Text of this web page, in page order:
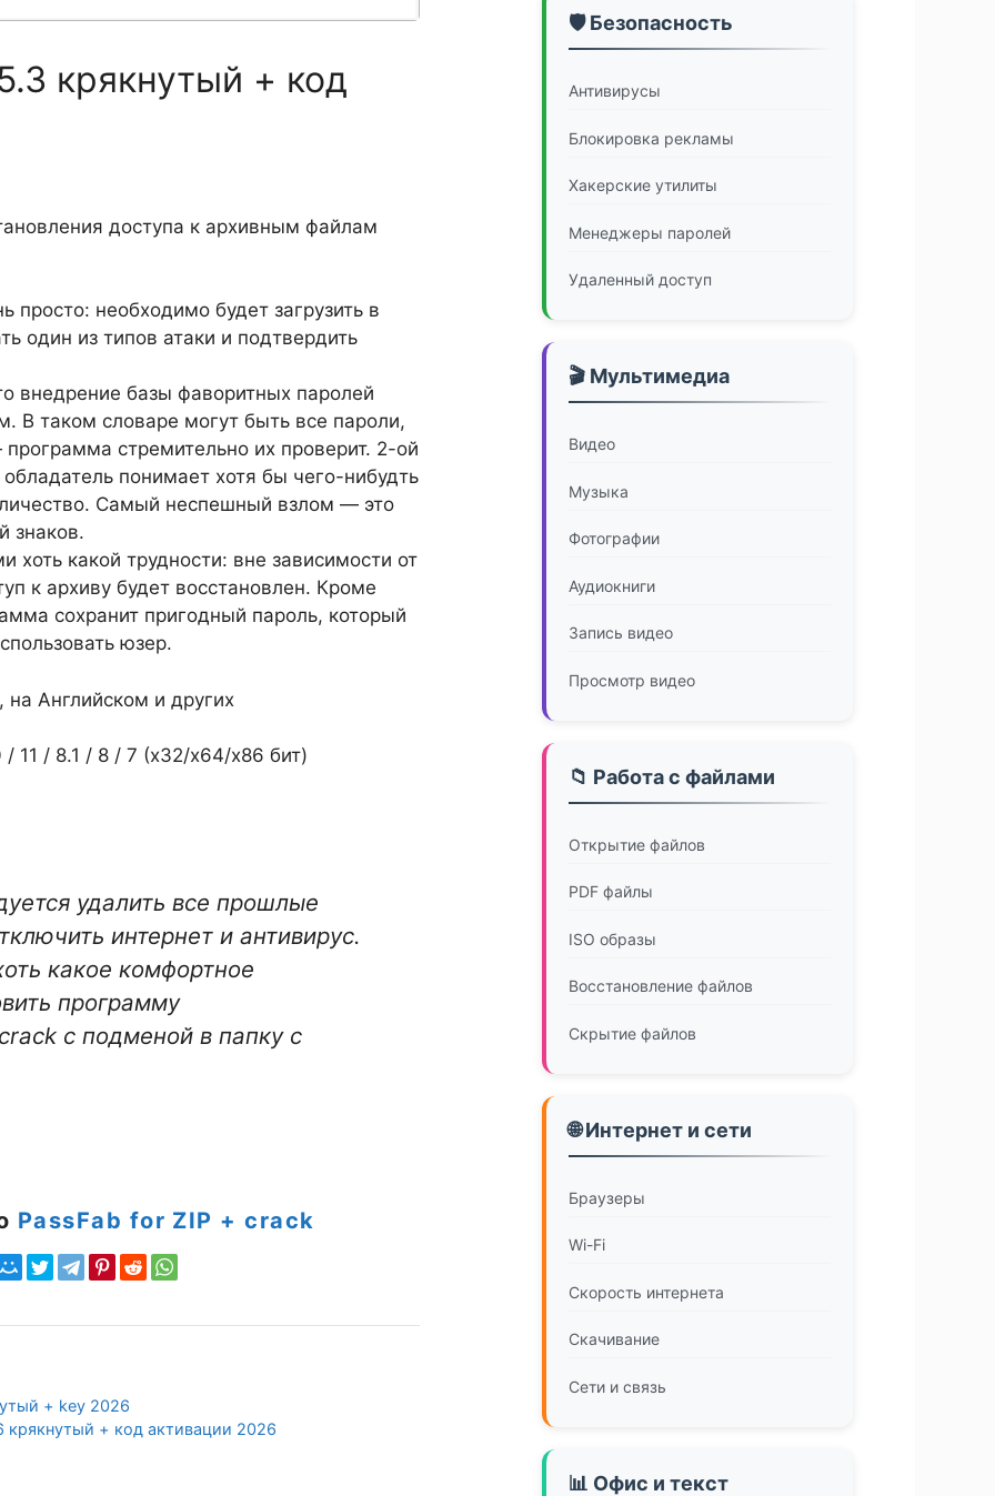
крякнутый + код
доступа к архивным файлам
просто: необходимо будет загрузить в
один из типов атаки и подтвердить
внедрение базы фаворитных паролей
В таком словаре могут быть все пароли,
стремительно их проверит. 2-ой
понимает хотя бы чего-нибудть
Самый неспешный взлом — это
знаков.
какой трудности: вне зависимости от
к архиву будет восстановлен. Кроме
сохранит пригодный пароль, который
юзер.
Английском и других
11 / 8.1 / 8 / 7 (х32/x64/x86 бит)
удалить все прошлые
интернет и антивирус.
какое комфортное
программу
с подменой в папку с
PassFab for ZIP + crack
+ key 2026
крякнутый + код активации 2026
🛡️ Безопасность
Антивирусы
Блокировка рекламы
Хакерские утилиты
Менеджеры паролей
Удаленный доступ
🎬 Мультимедиа
Видео
Музыка
Фотографии
Аудиокниги
Запись видео
Просмотр видео
📁 Работа с файлами
Открытие файлов
PDF файлы
ISO образы
Восстановление файлов
Скрытие файлов
🌐 Интернет и сети
Браузеры
Wi-Fi
Скорость интернета
Скачивание
Сети и связь
📊 Офис и текст